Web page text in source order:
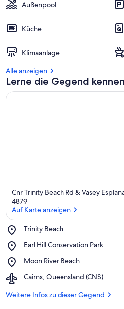
Außenpool
Küche
Klimaanlage
Alle anzeigen
Lerne die Gegend kennen
Cnr Trinity Beach Rd & Vasey
4879
Auf Karte anzeigen
Trinity Beach
Place,
Beach
Earl Hill Conservation Park
Place,
Hill
Park
Moon River Beach
Place,
River
Cairns, Queensland (CNS)
Airport,
Queensland
Weitere Infos zu dieser Gegend